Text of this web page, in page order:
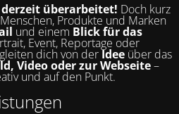
überarbeitet! Doch kurz
Produkte und Marken
und einem Blick für das
Event, Reportage oder
dich von derIdee über das
Video oder zur Webseite–
und auf den Punkt.